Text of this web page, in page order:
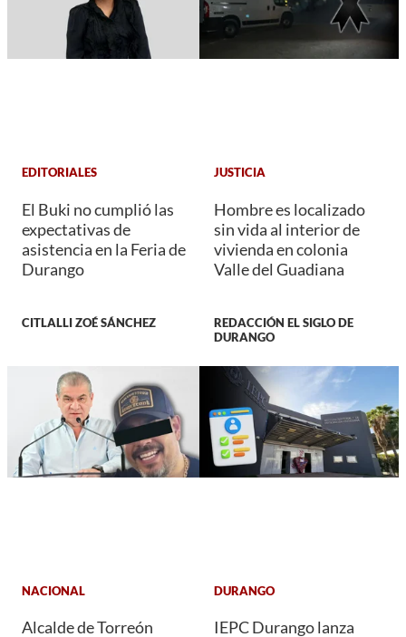
EDITORIALES
El Buki no cumplió las
expectativas de
asistencia en la Feria de
Durango
CITLALLI ZOÉ SÁNCHEZ
JUSTICIA
Hombre es localizado
sin vida al interior de
vivienda en colonia
Valle del Guadiana
REDACCIÓN EL SIGLO DE
DURANGO
NACIONAL
Alcalde de Torreón
DURANGO
IEPC Durango lanza